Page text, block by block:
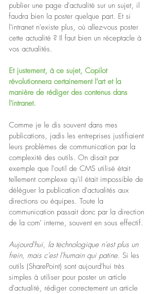
publier une page d'actualité sur un sujet, il
faudra bien la poster quelque part. Et si
l'intranet n'existe plus, où allez-vous poster
cette actualité ? Il faut bien un réceptacle à
vos actualités.
Et justement, à ce sujet, Copilot
révolutionnera certainement l'art et la
manière de rédiger des contenus dans
l'intranet.
Comme je le dis souvent dans mes
publications, jadis les entreprises justifiaient
leurs problèmes de communication par la
complexité des outils. On disait par
exemple que l'outil de CMS utilisé était
tellement complexe qu'il était impossible de
déléguer la publication d'actualités aux
directions ou équipes. Toute la
communication passait donc par la direction
de la com' interne, souvent en sous effectif.
Aujourd'hui, la technologique n'est plus un
frein, mais c'est l'humain qui patine. Si les
outils (SharePoint) sont aujourd'hui très
simples à utiliser pour poster un article
d'actualité, rédiger correctement un article